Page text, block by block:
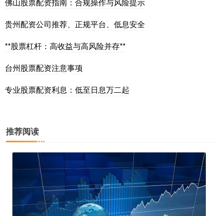
贵州配资公司推荐、正规平台、低息安全
**股票杠杆：高收益与高风险并存**
台州股票配资注意事项
专业股票配资利息：低至日息万二起
推荐阅读